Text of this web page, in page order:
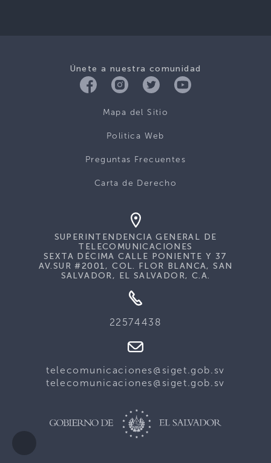
Únete a nuestra comunidad
Mapa del Sitio
Politica Web
Preguntas Frecuentes
Carta de Derecho
SUPERINTENDENCIA GENERAL DE
TELECOMUNICACIONES
SEXTA DÉCIMA CALLE PONIENTE Y 37
AV.SUR #2001, COL. FLOR BLANCA, SAN
SALVADOR, EL SALVADOR, C.A.
22574438
telecomunicaciones@siget.gob.sv
telecomunicaciones@siget.gob.sv